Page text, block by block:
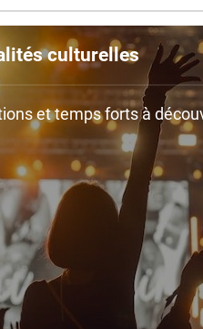
culturelles
et temps forts à